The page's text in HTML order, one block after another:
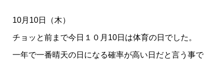
10月10日（木）
チョッと前まで今日１０月10日は体育の日でした。
一年で一番晴天の日になる確率が高い日だと言う事で